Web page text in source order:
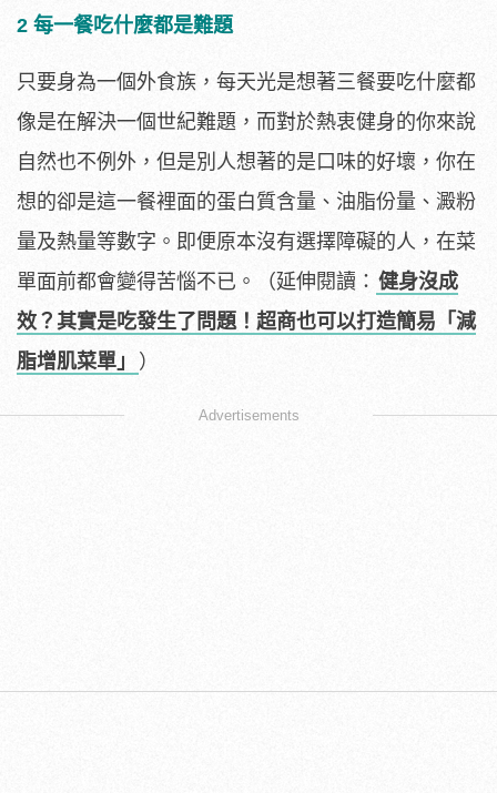
2 每一餐吃什麼都是難題
只要身為一個外食族，每天光是想著三餐要吃什麼都
像是在解決一個世紀難題，而對於熱衷健身的你來說
自然也不例外，但是別人想著的是口味的好壞，你在
想的卻是這一餐裡面的蛋白質含量、油脂份量、澱粉
量及熱量等數字。即便原本沒有選擇障礙的人，在菜
單面前都會變得苦惱不已。（延伸閱讀： 健身沒成
效？其實是吃發生了問題！超商也可以打造簡易「減
脂增肌菜單」
）
Advertisements